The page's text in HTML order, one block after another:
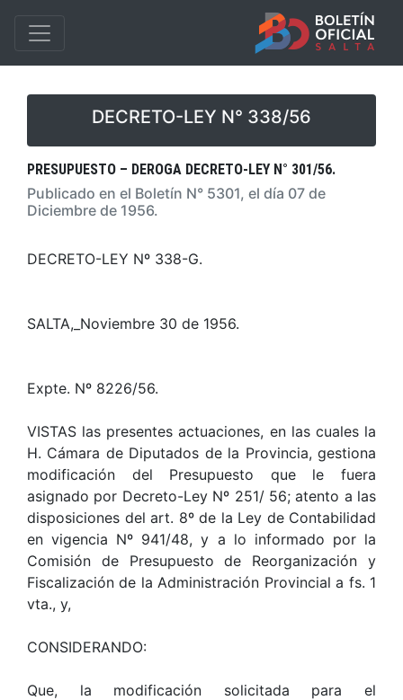
DECRETO-LEY N° 338/56
PRESUPUESTO – DEROGA DECRETO-LEY N° 301/56.
Publicado en el Boletín N° 5301, el día 07 de
Diciembre de 1956.
DECRETO-LEY Nº 338-G.
SALTA,_Noviembre 30 de 1956.
Expte. Nº 8226/56.
VISTAS las presentes actuaciones, en las cuales la
H. Cámara de Diputados de la Provincia, gestiona
modificación del Presupuesto que le fuera
asignado por Decreto-Ley Nº 251/ 56; atento a las
disposiciones del art. 8º de la Ley de Contabilidad
en vigencia Nº 941/48, y a lo informado por la
Comisión de Presupuesto de Reorganización y
Fiscalización de la Administración Provincial a fs. 1
vta., y,
CONSIDERANDO:
Que, la modificación solicitada para el